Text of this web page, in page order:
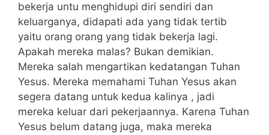
bekerja untu menghidupi diri sendiri dan
keluarganya, didapati ada yang tidak tertib
yaitu orang orang yang tidak bekerja lagi.
Apakah mereka malas? Bukan demikian.
Mereka salah mengartikan kedatangan Tuhan
Yesus. Mereka memahami Tuhan Yesus akan
segera datang untuk kedua kalinya , jadi
mereka keluar dari pekerjaannya. Karena Tuhan
Yesus belum datang juga, maka mereka